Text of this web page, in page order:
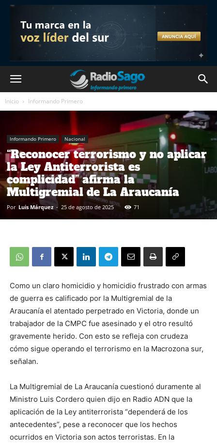
Inicio Informando Primero
Informando Primero Nacional
“Reconocer terrorismo y no aplicar
la Ley Antiterrorista es
complicidad” afirma la
Multigremial de La Araucanía
Por Luis Márquez - 25 de agosto de 2025 71
Como un claro homicidio y homicidio frustrado con armas
de guerra es calificado por la Multigremial de la
Araucanía el atentado perpetrado en Victoria, donde un
trabajador de la CMPC fue asesinado y el otro resultó
gravemente herido. Con esto se refleja con crudeza
cómo sigue operando el terrorismo en la Macrozona sur,
señalan.
La Multigremial de La Araucanía cuestionó duramente al
Ministro Luis Cordero quien dijo en Radio ADN que la
aplicación de la Ley antiterrorista “dependerá de los
antecedentes”, pese a reconocer que los hechos
ocurridos en Victoria son actos terroristas. En la